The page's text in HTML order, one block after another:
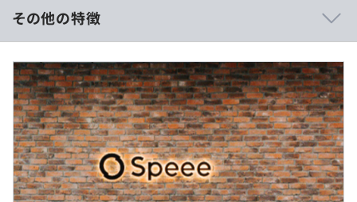
・RubyKaigiの上位スポンサーや勉強会の実施等、社内外
問わずエンジニアコミュニティーへの貢献を積極的に行っ
ています
・技術ブログ の更新やカンファレンスでの登壇など、積
極的にアウトプットする文化があります
・不動産売却・査定サービス「イエウール」
・リフォームプラットフォーム「ヌリカエ」
■年収モデル
初年度理論年収520万円
【月給355,000×12（手当含む）＋賞与2.5ヶ月分（手当
抜く）＋初年度一時金160,000】
■月給
355,000【基本給＋固定残業84,000＋住宅手当30,000（条
件あり）
その他の特徴